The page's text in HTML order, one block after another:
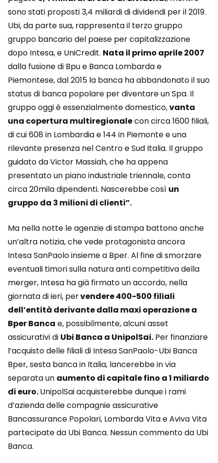
sono stati proposti 3,4 miliardi di dividendi per il 2019.
Ubi, da parte sua, rappresenta il terzo gruppo
gruppo bancario del paese per capitalizzazione
dopo Intesa, e UniCredit. Nata il primo aprile 2007
dalla fusione di Bpu e Banca Lombarda e
Piemontese, dal 2015 la banca ha abbandonato il suo
status di banca popolare per diventare un Spa. Il
gruppo oggi è essenzialmente domestico,vanta
una copertura multiregionalecon circa 1600 filiali,
di cui 608 in Lombardia e 144 in Piemonte e una
rilevante presenza nel Centro e Sud Italia. Il gruppo
guidato da Victor Massiah, che ha appena
presentato un piano industriale triennale, conta
circa 20mila dipendenti. Nascerebbe così un
gruppo da 3 milioni di clienti”.
Ma nella notte le agenzie di stampa battono anche
un’altra notizia, che vede protagonista ancora
Intesa SanPaolo insieme a Bper. Al fine di smorzare
eventuali timori sulla natura anti competitiva della
merger, Intesa ha già firmato un accordo, nella
giornata di ieri, pervendere 400-500 filiali
dell’entità derivante dalla maxi operazione a
Bper Banca e, possibilmente, alcuni asset
assicurativi di Ubi Banca a UnipolSai. Per finanziare
l’acquisto delle filiali di Intesa SanPaolo-Ubi Banca
Bper, sesta banca in Italia, lancerebbe in via
separata un aumento di capitale fino a 1 miliardo
di euro.UnipolSai acquisterebbe dunque i rami
d’azienda delle compagnie assicurative
Bancassurance Popolari, Lombarda Vita e Aviva Vita
partecipate da Ubi Banca. Nessun commento da Ubi
Banca.